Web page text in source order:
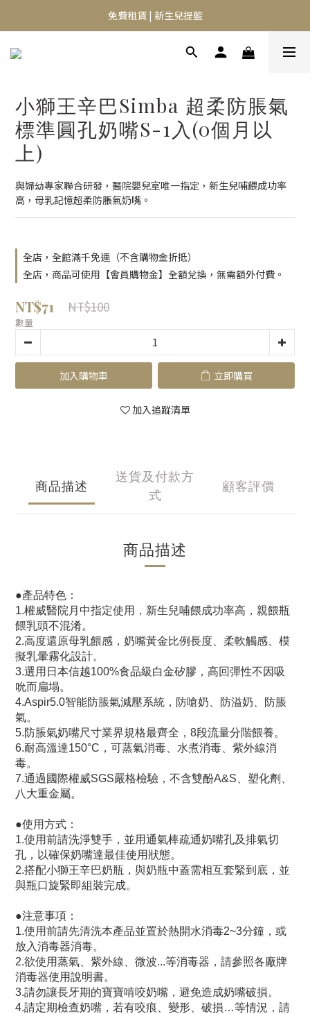
⭐️異膚救星 10天體驗活動⭐️
免費租賃 | 新生兒提籃
⭐️異膚救星 10天體驗活動⭐️
小獅王辛巴Simba 超柔防脹氣
標準圓孔奶嘴S-1入(0個月以
上)
與婦幼專家聯合研發，醫院嬰兒室唯一指定，新生兒哺餵成功率
高，母乳記憶超柔防脹氣奶嘴。
全店，全館滿千免運（不含購物金折抵）
全店，商品可使用【會員購物金】全額兌換，無需額外付費。
NT$71 NT$100
數量
加入購物車 立即購買
加入追蹤清單
商品描述
送貨及付款方
式
顧客評價
商品描述
●產品特色：
1.權威醫院月中指定使用，新生兒哺餵成功率高，親餵瓶
餵乳頭不混淆。
2.高度還原母乳餵感，奶嘴黃金比例長度、柔軟觸感、模
擬乳暈霧化設計。
3.選用日本信越100%食品級白金矽膠，高回彈性不因吸
吮而扁塌。
4.Aspir5.0智能防脹氣減壓系統，防嗆奶、防溢奶、防脹
氣。
5.防脹氣奶嘴尺寸業界規格最齊全，8段流量分階餵養。
6.耐高溫達150°C，可蒸氣消毒、水煮消毒、紫外線消
毒。
7.通過國際權威SGS嚴格檢驗，不含雙酚A&S、塑化劑、
八大重金屬。
●使用方式：
1.使用前請洗淨雙手，並用通氣棒疏通奶嘴孔及排氣切
孔，以確保奶嘴達最佳使用狀態。
2.搭配小獅王辛巴奶瓶，與奶瓶中蓋需相互套緊到底，並
與瓶口旋緊即組裝完成。
●注意事項：
1.使用前請先清洗本產品並置於熱開水消毒2~3分鐘，或
放入消毒器消毒。
2.欲使用蒸氣、紫外線、微波...等消毒器，請參照各廠牌
消毒器使用說明書。
3.請勿讓長牙期的寶寶啃咬奶嘴，避免造成奶嘴破損。
4.請定期檢查奶嘴，若有咬痕、變形、破損…等情況，請